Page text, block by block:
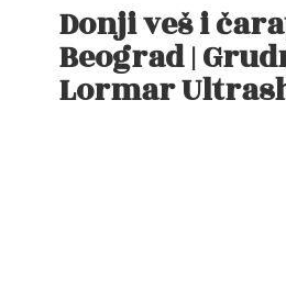
Donji veš i
Beograd |
Lormar